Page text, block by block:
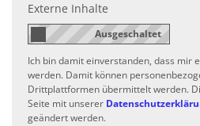
Externe Inhalte
Ich bin damit einverstanden, dass mir
werden. Damit können
Drittplattformen übermittelt werden.
Seite mit unserer
geändert werden.